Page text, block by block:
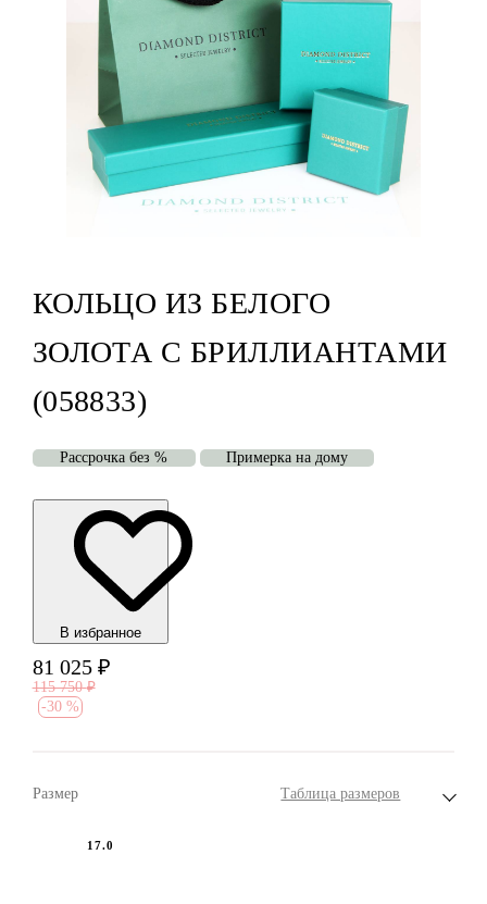
КОЛЬЦО ИЗ БЕЛОГО
ЗОЛОТА С БРИЛЛИАНТАМИ
(058833)
Рассрочка без % Примерка на дому
В избранноe
81 025 ₽
115 750 ₽
-30 %
Размер Таблица размеров
17.0